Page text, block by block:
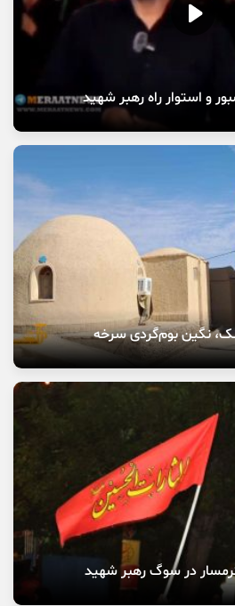
و استوار راه رهبر شهید
نگین بوم‌گردی سرخه
در سوگ رهبر شهید